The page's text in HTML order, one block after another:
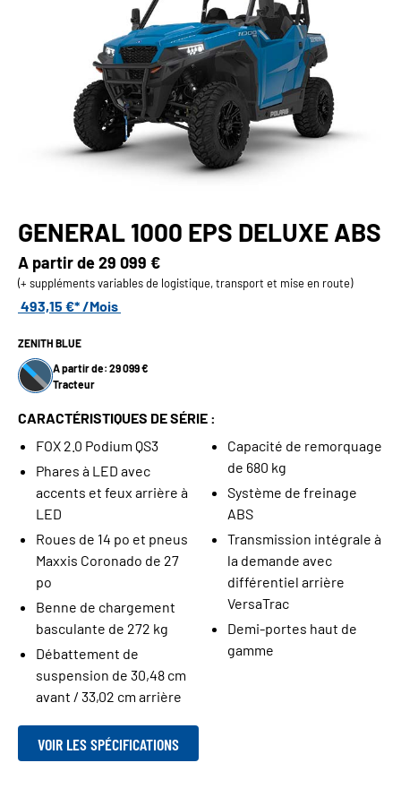
GENERAL 1000 EPS DELUXE ABS
A partir de29 099 €
(+ suppléments variables de logistique, transport et mise en route)
493,15 €* /Mois
ZENITH BLUE
A partir de: 29 099 €
Tracteur
CARACTÉRISTIQUES DE SÉRIE :
FOX 2.0 Podium QS3
Phares à LED avec
accents et feux arrière à
LED
Roues de 14 po et pneus
Maxxis Coronado de 27
po
Benne de chargement
basculante de 272 kg
Débattement de
suspension de 30,48 cm
avant / 33,02 cm arrière
Capacité de remorquage
de 680 kg
Système de freinage
ABS
Transmission intégrale à
la demande avec
différentiel arrière
VersaTrac
Demi-portes haut de
gamme
VOIR LES SPÉCIFICATIONS